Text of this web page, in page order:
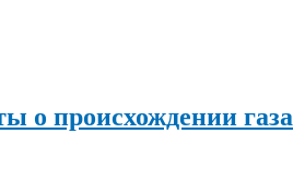
о происхождении газа